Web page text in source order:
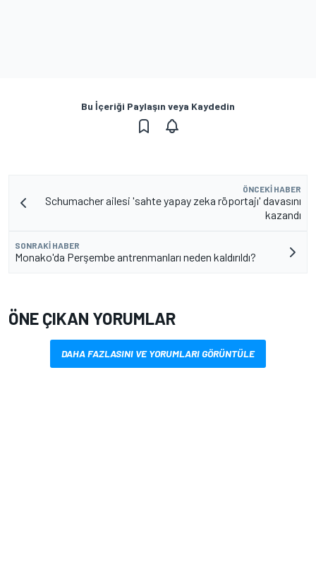
Bu İçeriği Paylaşın veya Kaydedin
ÖNCEKI HABER
Schumacher ailesi 'sahte yapay zeka röportajı' davasını
kazandı
SONRAKI HABER
Monako'da Perşembe antrenmanları neden kaldırıldı?
ÖNE ÇIKAN YORUMLAR
DAHA FAZLASINI VE YORUMLARI GÖRÜNTÜLE